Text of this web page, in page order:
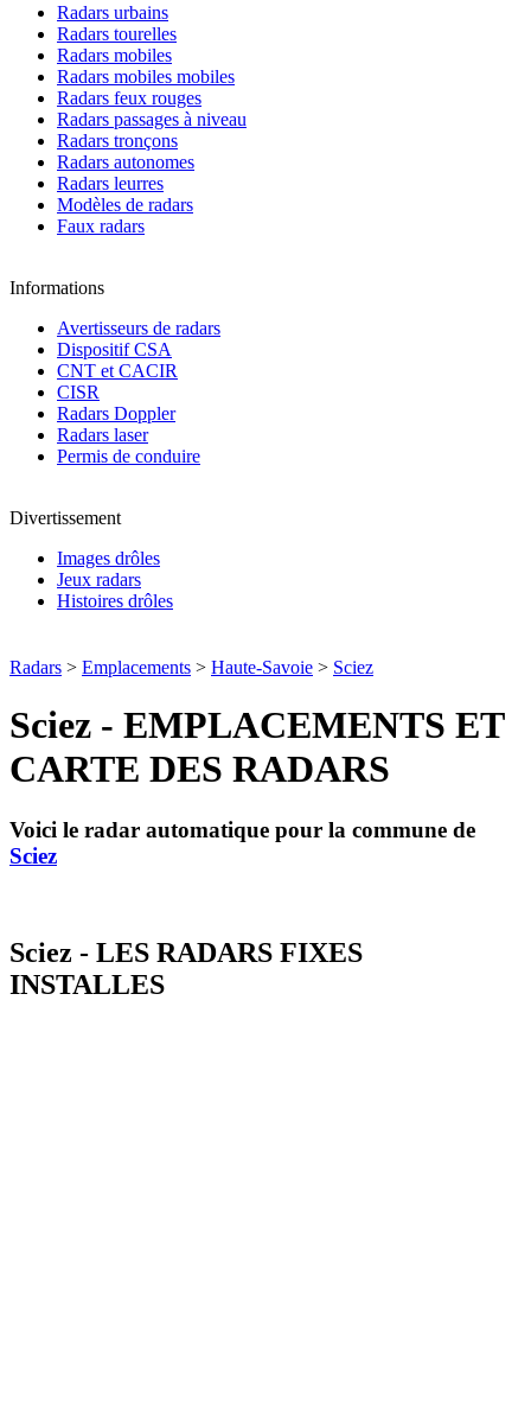
Radars urbains
Radars tourelles
Radars mobiles
Radars mobiles mobiles
Radars feux rouges
Radars passages à niveau
Radars tronçons
Radars autonomes
Radars leurres
Modèles de radars
Faux radars
Informations
Avertisseurs de radars
Dispositif CSA
CNT et CACIR
CISR
Radars Doppler
Radars laser
Permis de conduire
Divertissement
Images drôles
Jeux radars
Histoires drôles
Radars > Emplacements > Haute-Savoie > Sciez
Sciez - EMPLACEMENTS ET
CARTE DES RADARS
Voici le radar automatique pour la commune de
Sciez
Sciez - LES RADARS FIXES
INSTALLES